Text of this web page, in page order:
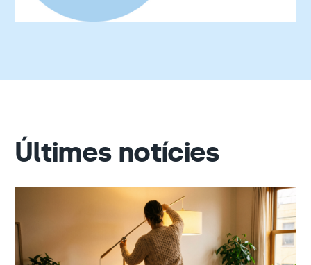
Últimes notícies